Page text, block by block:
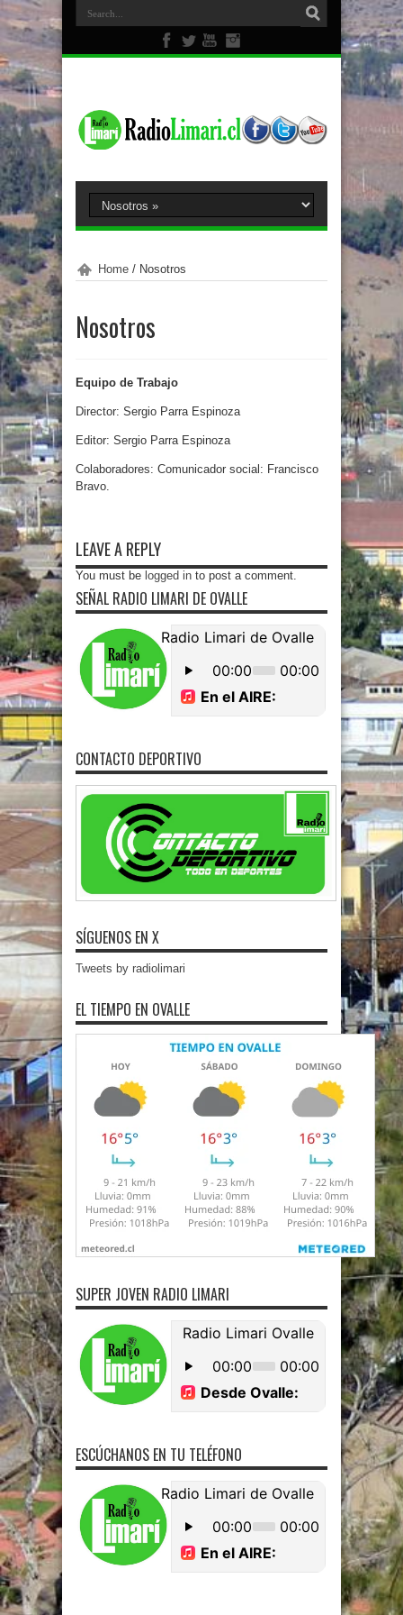
Home / Nosotros
Nosotros
Equipo de Trabajo
Director: Sergio Parra Espinoza
Editor: Sergio Parra Espinoza
Colaboradores: Comunicador social: Francisco
Bravo.
LEAVE A REPLY
You must be logged in to post a comment.
SEÑAL RADIO LIMARI DE OVALLE
CONTACTO DEPORTIVO
SÍGUENOS EN X
Tweets by radiolimari
EL TIEMPO EN OVALLE
SUPER JOVEN RADIO LIMARI
ESCÚCHANOS EN TU TELÉFONO